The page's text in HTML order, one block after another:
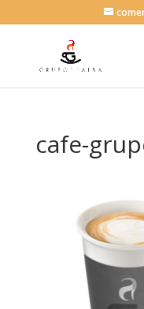
cafe-